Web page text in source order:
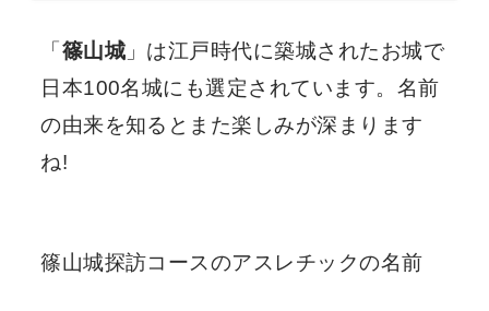
「 篠山城 」は江戸時代に築城されたお城で
日本100名城にも選定されています。名前
の由来を知るとまた楽しみが深まります
ね!
篠山城探訪コースのアスレチックの名前